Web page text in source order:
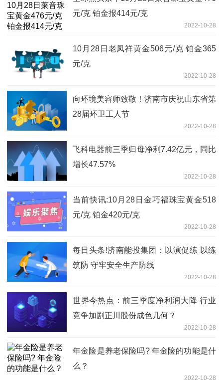
元/克 铂金报414元/克
2022-10-28
10月28日老凤祥黄金506元/克 铂金365
元/克
2022-10-28
向环境美容师致敬！济南市庆祝山东省第
28届环卫工人节
2022-10-28
飞科电器前三季归母净利7.42亿元，同比
增长47.57%
2022-10-28
当前快讯:10月28日金巧福珠宝黄金518
元/克 铂金420元/克
2022-10-28
每日头条!济南能投集团：以演促练 以练
筑防 守牢安全生产防线
2022-10-28
世界今热点：前三季度净利润大降 行业
竞争加剧正川股份成色几何？
2022-10-28
年金险是养老保险吗? 年金险的功能是什
么？
2022-10-28